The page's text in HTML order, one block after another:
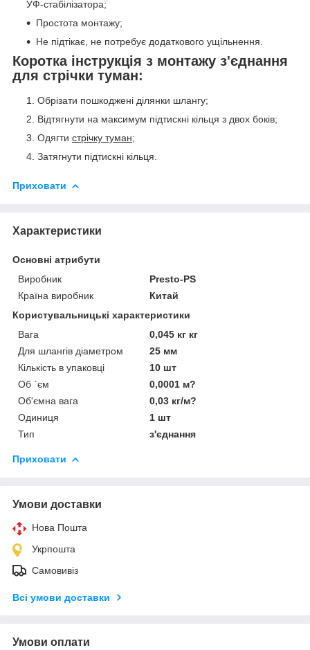
УФ-стабілізатора;
Простота монтажу;
Не підтікає, не потребує додаткового ущільнення.
Коротка інструкція з монтажу з'єднання
для стрічки туман:
Обрізати пошкоджені ділянки шлангу;
Відтягнути на максимум підтискні кільця з двох боків;
Одягти стрічку туман;
Затягнути підтискні кільця.
Приховати
Характеристики
Основні атрибути
Виробник
Presto-PS
Країна виробник
Китай
Користувальницькі характеристики
Вага
0,045 кг кг
Для шлангів діаметром
25 мм
Кількість в упаковці
10 шт
Об `єм
0,0001 м?
Об'ємна вага
0,03 кг/м?
Одиниця
1 шт
Тип
з'єднання
Приховати
Умови доставки
Нова Пошта
Укрпошта
Самовивіз
Всі умови доставки
Умови оплати